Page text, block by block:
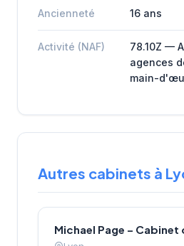
Ancienneté 16 ans
Activité (NAF)
78.10Z —
agences
main-
Autres cabinets à